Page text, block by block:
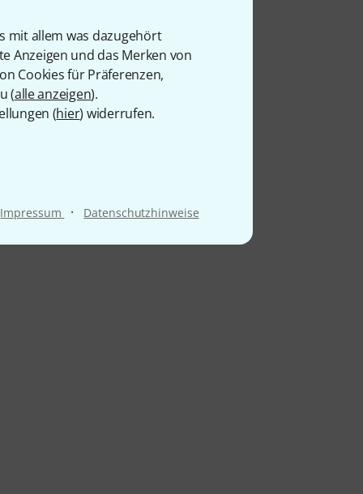
mit allem was dazugehört
Anzeigen und das Merken von
Cookies für Präferenzen,
(alle anzeigen).
(hier) widerrufen.
Impressum · Datenschutzhinweise